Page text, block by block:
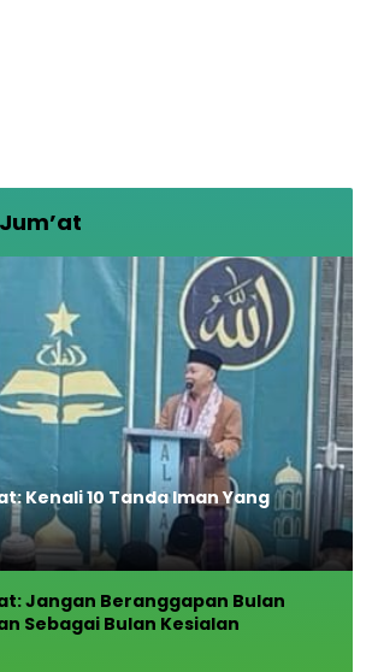
Kenali 10 Tanda Iman Yang
Jangan Beranggapan Bulan
Sebagai Bulan Kesialan